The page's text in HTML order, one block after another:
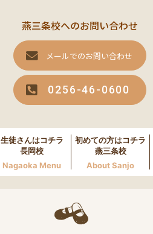
燕三条校へのお問い合わせ
メールでのお問い合わせ
0256-46-0600
生徒さんはコチラ
長岡校
Nagaoka Menu
初めての方はコチラ
燕三条校
About Sanjo